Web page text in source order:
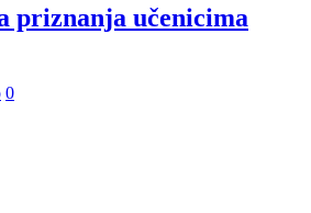
priznanja učenicima
0